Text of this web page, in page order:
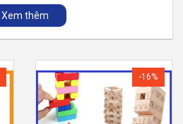
Xem thêm
-16%